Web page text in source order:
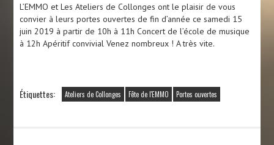
L’EMMO et Les Ateliers de Collonges ont le plaisir de vous
convier à leurs portes ouvertes de fin d’année ce samedi 15
juin 2019 à partir de 10h à 11h Concert de l’école de musique
à 12h Apéritif convivial Venez nombreux ! A très vite.
Étiquettes: Ateliers de Collonges Fête de l'EMMO Portes ouvertes